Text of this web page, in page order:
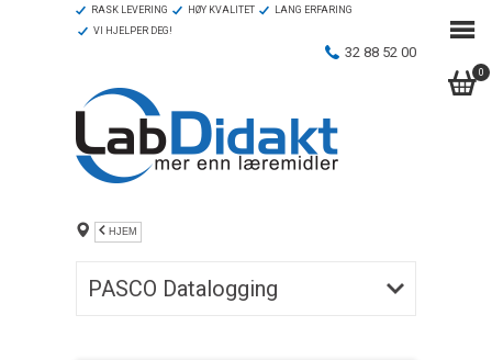
0
RASK LEVERING HØY KVALITET
LANG ERFARING
VI HJELPER DEG!
32 88 52 00
HJEM
PASCO Datalogging